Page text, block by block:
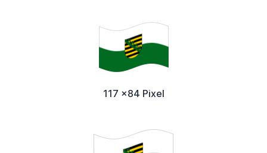
117 x84 Pixel